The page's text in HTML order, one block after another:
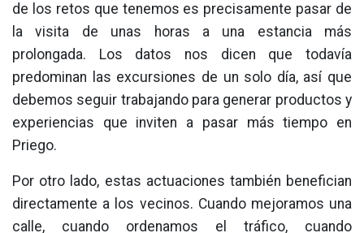
de los retos que tenemos es precisamente pasar de
la visita de unas horas a una estancia más
prolongada. Los datos nos dicen que todavía
predominan las excursiones de un solo día, así que
debemos seguir trabajando para generar productos y
experiencias que inviten a pasar más tiempo en
Priego.
Por otro lado, estas actuaciones también benefician
directamente a los vecinos. Cuando mejoramos una
calle, cuando ordenamos el tráfico, cuando